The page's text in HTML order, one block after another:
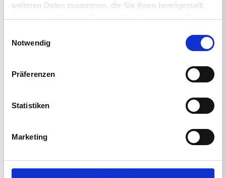
weiteren Daten zusammen, die Sie ihnen bereitgestellt
haben oder die sie im Rahmen Ihrer Nutzung der Dienste
Notwendig
Präferenzen
Statistiken
Marketing
REGISTER HERE!